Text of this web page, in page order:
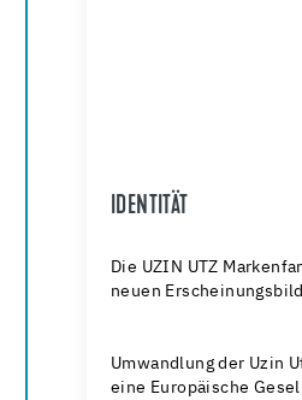
IDENTITÄT
Die UZIN UTZ
neuen Erscheinungsbild
Umwandlung der Uzin
eine Europäische